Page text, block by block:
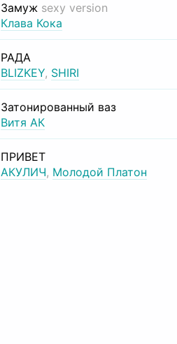
Замуж sexy version
Клава Кока
РАДА
BLIZKEY, SHIRI
Затонированный ваз
Витя АК
ПРИВЕТ
АКУЛИЧ, Молодой Платон